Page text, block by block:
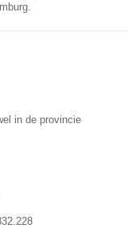
in de provincie